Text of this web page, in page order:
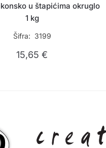
u štapićima okruglo
1 kg
Šifra: 3199
15,65€